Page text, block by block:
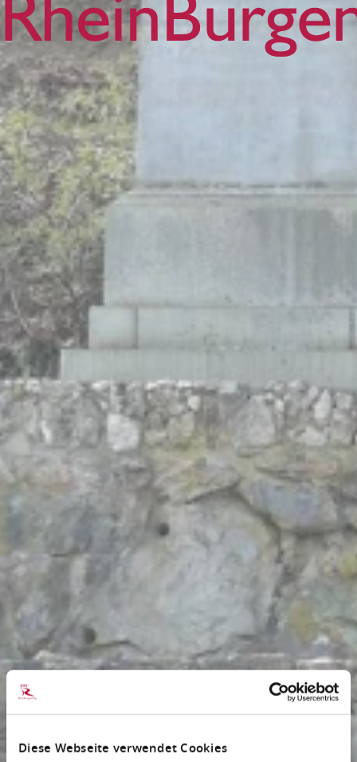
Diese Webseite verwendet Cookies